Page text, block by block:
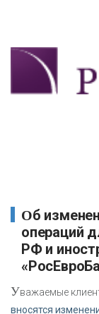
Об изменении Тарифов на совершение
операций
РФ и
Уважаемые
вносятся